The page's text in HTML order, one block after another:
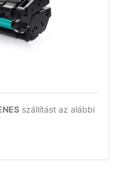
szállítást az alábbi